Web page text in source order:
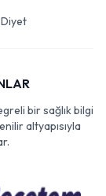
bir sağlık bilgi
altyapısıyla